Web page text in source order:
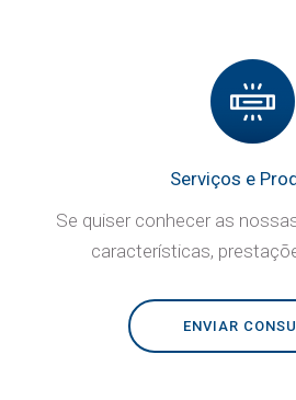
Serviços e
Se quiser conhecer as
características,
ENVIAR